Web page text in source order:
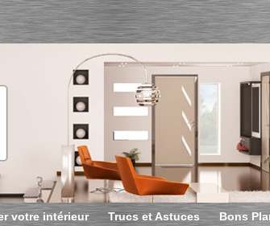
votre intérieur Trucs et Astuces Bons